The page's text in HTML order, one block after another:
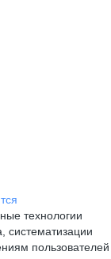
технологии
систематизации
пользователей